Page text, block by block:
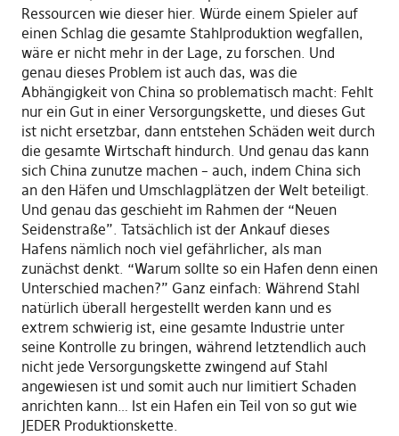
Ressourcen wie dieser hier. Würde einem Spieler auf
einen Schlag die gesamte Stahlproduktion wegfallen,
wäre er nicht mehr in der Lage, zu forschen. Und
genau dieses Problem ist auch das, was die
Abhängigkeit von China so problematisch macht: Fehlt
nur ein Gut in einer Versorgungskette, und dieses Gut
ist nicht ersetzbar, dann entstehen Schäden weit durch
die gesamte Wirtschaft hindurch. Und genau das kann
sich China zunutze machen – auch, indem China sich
an den Häfen und Umschlagplätzen der Welt beteiligt.
Und genau das geschieht im Rahmen der “Neuen
Seidenstraße”. Tatsächlich ist der Ankauf dieses
Hafens nämlich noch viel gefährlicher, als man
zunächst denkt. “Warum sollte so ein Hafen denn einen
Unterschied machen?” Ganz einfach: Während Stahl
natürlich überall hergestellt werden kann und es
extrem schwierig ist, eine gesamte Industrie unter
seine Kontrolle zu bringen, während letztendlich auch
nicht jede Versorgungskette zwingend auf Stahl
angewiesen ist und somit auch nur limitiert Schaden
anrichten kann… Ist ein Hafen ein Teil von so gut wie
JEDER Produktionskette.